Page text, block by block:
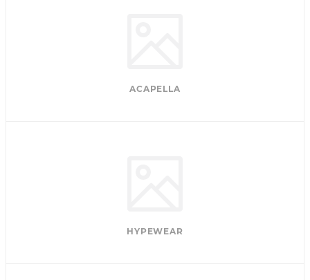
ACAPELLA
HYPEWEAR